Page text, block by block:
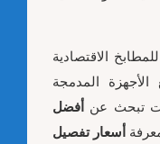
للمطابخ الاقتصادية
المدمجة
تبحث عن أفضل
أسعار تفصيل